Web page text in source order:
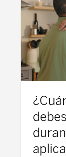
idea
te
dejes tu
minutos